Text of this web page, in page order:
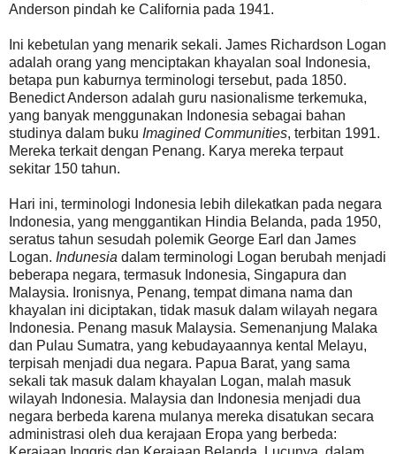
Anderson pindah ke California pada 1941.
Ini kebetulan yang menarik sekali. James Richardson Logan
adalah orang yang menciptakan khayalan soal Indonesia,
betapa pun kaburnya terminologi tersebut, pada 1850.
Benedict Anderson adalah guru nasionalisme terkemuka,
yang banyak menggunakan Indonesia sebagai bahan
studinya dalam buku Imagined Communities, terbitan 1991.
Mereka terkait dengan Penang. Karya mereka terpaut
sekitar 150 tahun.
Hari ini, terminologi Indonesia lebih dilekatkan pada negara
Indonesia, yang menggantikan Hindia Belanda, pada 1950,
seratus tahun sesudah polemik George Earl dan James
Logan. Indunesia dalam terminologi Logan berubah menjadi
beberapa negara, termasuk Indonesia, Singapura dan
Malaysia. Ironisnya, Penang, tempat dimana nama dan
khayalan ini diciptakan, tidak masuk dalam wilayah negara
Indonesia. Penang masuk Malaysia. Semenanjung Malaka
dan Pulau Sumatra, yang kebudayaannya kental Melayu,
terpisah menjadi dua negara. Papua Barat, yang sama
sekali tak masuk dalam khayalan Logan, malah masuk
wilayah Indonesia. Malaysia dan Indonesia menjadi dua
negara berbeda karena mulanya mereka disatukan secara
administrasi oleh dua kerajaan Eropa yang berbeda: